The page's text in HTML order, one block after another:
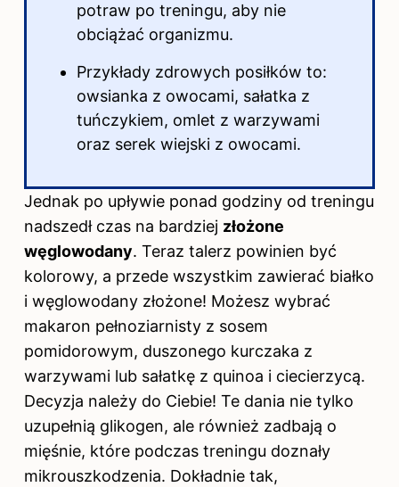
potraw po treningu, aby nie
obciążać organizmu.
Przykłady zdrowych posiłków to:
owsianka z owocami, sałatka z
tuńczykiem, omlet z warzywami
oraz serek wiejski z owocami.
Jednak po upływie ponad godziny od treningu
nadszedł czas na bardziej złożone
węglowodany. Teraz talerz powinien być
kolorowy, a przede wszystkim zawierać białko
i węglowodany złożone! Możesz wybrać
makaron pełnoziarnisty z sosem
pomidorowym, duszonego kurczaka z
warzywami lub sałatkę z quinoa i ciecierzycą.
Decyzja należy do Ciebie! Te dania nie tylko
uzupełnią glikogen, ale również zadbają o
mięśnie, które podczas treningu doznały
mikrouszkodzenia. Dokładnie tak,